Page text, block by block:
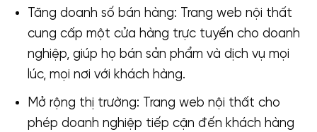
Tăng doanh số bán hàng: Trang web nội thất
cung cấp một cửa hàng trực tuyến cho doanh
nghiệp, giúp họ bán sản phẩm và dịch vụ mọi
lúc, mọi nơi với khách hàng.
Mở rộng thị trường: Trang web nội thất cho
phép doanh nghiệp tiếp cận đến khách hàng